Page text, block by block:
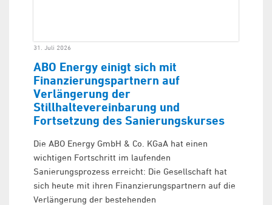
31. Juli 2026
ABO Energy einigt sich mit
Finanzierungspartnern auf
Verlängerung der
Stillhaltevereinbarung und
Fortsetzung des Sanierungskurses
Die ABO Energy GmbH & Co. KGaA hat einen
wichtigen Fortschritt im laufenden
Sanierungsprozess erreicht: Die Gesellschaft hat
sich heute mit ihren Finanzierungspartnern auf die
Verlängerung der bestehenden